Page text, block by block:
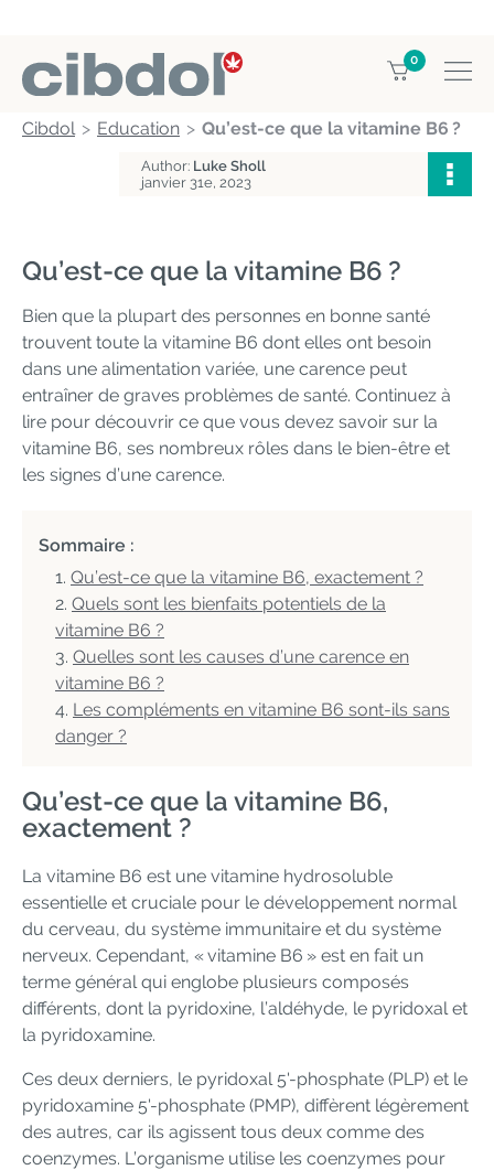
0
Cibdol Education Qu’est-ce que la vitamine B6 ?
Author: Luke Sholl
janvier 31e, 2023
Qu’est-ce que la vitamine B6 ?
Bien que la plupart des personnes en bonne santé
trouvent toute la vitamine B6 dont elles ont besoin
dans une alimentation variée, une carence peut
entraîner de graves problèmes de santé. Continuez à
lire pour découvrir ce que vous devez savoir sur la
vitamine B6, ses nombreux rôles dans le bien-être et
les signes d’une carence.
Sommaire :
Qu’est-ce que la vitamine B6, exactement ?
Quels sont les bienfaits potentiels de la
vitamine B6 ?
Quelles sont les causes d’une carence en
vitamine B6 ?
Les compléments en vitamine B6 sont-ils sans
danger ?
Qu’est-ce que la vitamine B6,
exactement ?
La vitamine B6 est une vitamine hydrosoluble
essentielle et cruciale pour le développement normal
du cerveau, du système immunitaire et du système
nerveux. Cependant, « vitamine B6 » est en fait un
terme général qui englobe plusieurs composés
différents, dont la pyridoxine, l’aldéhyde, le pyridoxal et
la pyridoxamine.
Ces deux derniers, le pyridoxal 5'-phosphate (PLP) et le
pyridoxamine 5'-phosphate (PMP), diffèrent légèrement
des autres, car ils agissent tous deux comme des
coenzymes. L’organisme utilise les coenzymes pour